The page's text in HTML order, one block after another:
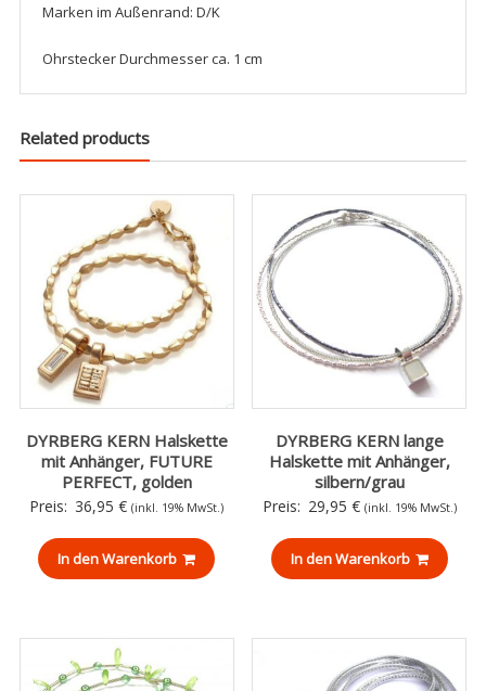
Marken im Außenrand: D/K
Ohrstecker Durchmesser ca. 1 cm
Related products
DYRBERG KERN Halskette
mit Anhänger, FUTURE
PERFECT, golden
Preis: 36,95€ (inkl. 19% MwSt.)
In den Warenkorb
DYRBERG KERN lange
Halskette mit Anhänger,
silbern/grau
Preis: 29,95 € (inkl. 19% MwSt.)
In den Warenkorb